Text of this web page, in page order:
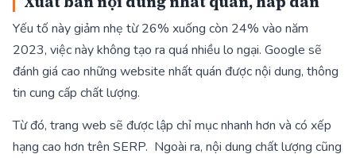
Yếu tố này giảm nhẹ từ 26% xuống còn 24% vào năm
2023, việc này không tạo ra quá nhiều lo ngại. Google sẽ
đánh giá cao những website nhất quán được nội dung, thông
tin cung cấp chất lượng.
Từ đó, trang web sẽ được lập chỉ mục nhanh hơn và có xếp
hạng cao hơn trên SERP. Ngoài ra, nội dung chất lượng cũng